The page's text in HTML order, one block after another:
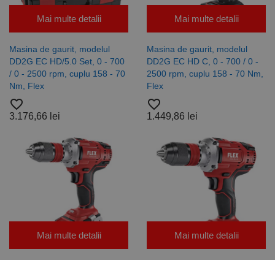
Mai multe detalii
Masina de gaurit, modelul
DD2G EC HD/5.0 Set, 0 - 700
/ 0 - 2500 rpm, cuplu 158 - 70
Nm, Flex
favorite_border
3.176,66 lei
Mai multe detalii
Masina de gaurit, modelul
DD2G EC HD C, 0 - 700 / 0 -
2500 rpm, cuplu 158 - 70 Nm,
Flex
favorite_border
1.449,86 lei
Mai multe detalii Mai multe detalii